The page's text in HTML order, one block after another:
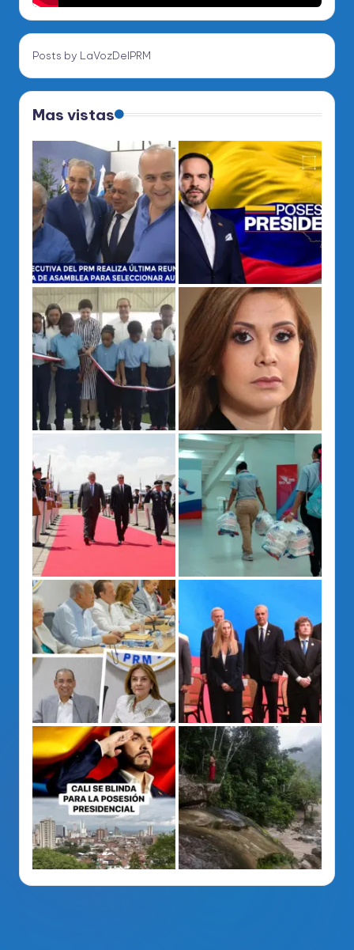
Posts by LaVozDelPRM
Mas vistas